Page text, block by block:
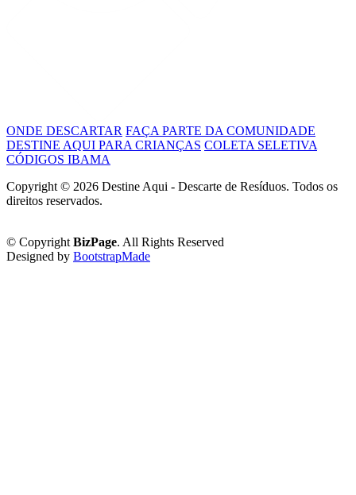
ONDE DESCARTAR FAÇA PARTE DA COMUNIDADE
DESTINE AQUI PARA CRIANÇAS COLETA SELETIVA
CÓDIGOS IBAMA
Copyright © 2026 Destine Aqui - Descarte de Resíduos. Todos os
direitos reservados.
© Copyright BizPage. All Rights Reserved
Designed by BootstrapMade